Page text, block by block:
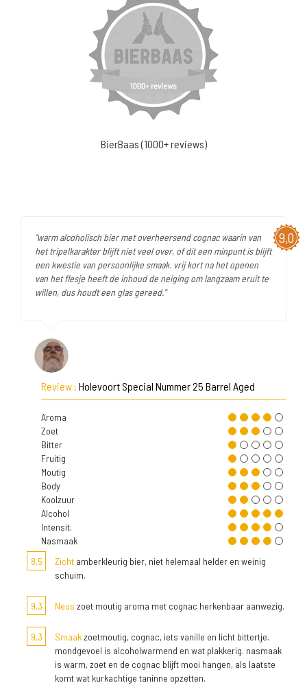
BierBaas (1000+ reviews)
9,0
"warm alcoholisch bier met overheersend cognac waarin van
het tripelkarakter blijft niet veel over, of dit een minpunt is blijft
een kwestie van persoonlijke smaak. vrij kort na het openen
van het flesje heeft de inhoud de neiging om langzaam eruit te
willen, dus houdt een glas gereed."
Review : Holevoort Special Nummer 25 Barrel Aged
Aroma
Zoet
Bitter
Fruitig
Moutig
Body
Koolzuur
Alcohol
Intensit.
Nasmaak
8,5
Zicht amberkleurig bier, niet helemaal helder en weinig
schuim.
9,3 Neus zoet moutig aroma met cognac herkenbaar aanwezig.
9,3 Smaakzoetmoutig, cognac, iets vanille en licht bittertje.
mondgevoel is alcoholwarmend en wat plakkerig. nasmaak
is warm, zoet en de cognac blijft mooi hangen, als laatste
komt wat kurkachtige taninne opzetten.